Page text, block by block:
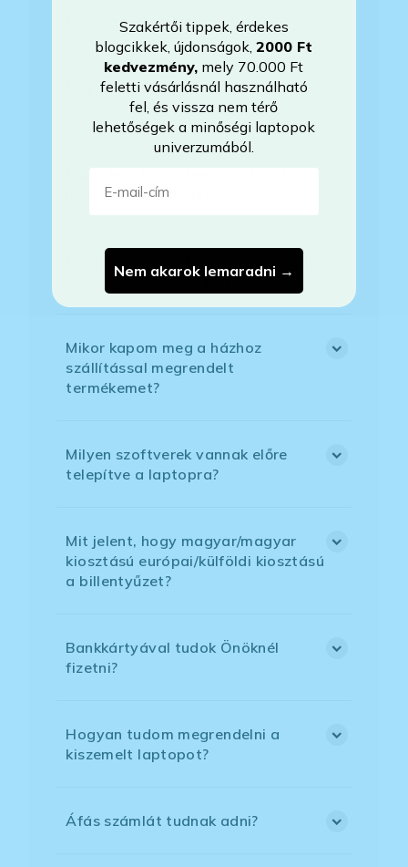
Mire vonatkozik a garancia?
Milyen akkumulátorállapotra
számíthatok?
jelenleg nem elérhető?
esetleg bővítést is kértem?
Mikor kapom meg a házhoz
szállítással megrendelt
termékemet?
Milyen szoftverek vannak előre
telepítve a laptopra?
Mit jelent, hogy magyar/magyar
kiosztású európai/külföldi kiosztású
a billentyűzet?
Bankkártyával tudok Önöknél
fizetni?
Hogyan tudom megrendelni a
kiszemelt laptopot?
Áfás számlát tudnak adni?
Szakértői tippek, érdekes
blogcikkek, újdonságok,2000 Ft
kedvezmény, mely 70.000 Ft
feletti vásárlásnál használható
fel, és vissza nem térő
lehetőségek a minőségi laptopok
univerzumából.
Nem akarok lemaradni →